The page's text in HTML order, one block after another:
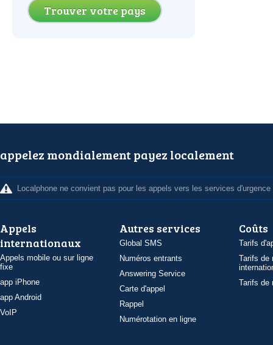
Trouver votre pays
appelez mondialement payez localement
Localphone ne convient pas pour les appels vers les services d'urgence
Appels
internationaux
Appels mobile ou sur ligne
fixe
app iPhone
app Android
VoIP
Autres services
Global SMS
Numéros entrants
Answering Service
Carte d'appel
Rappel
Numérotation en ligne
Coûts
Tarifs
Tarifs de
Tarifs de